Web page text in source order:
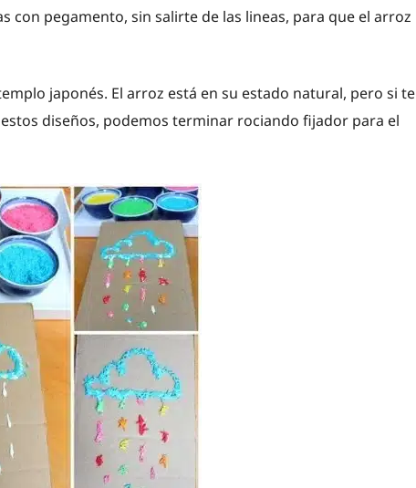
con pegamento, sin salirte de las lineas, para que el arroz
japonés. El arroz está en su estado natural, pero si te
diseños, podemos terminar rociando fijador para el